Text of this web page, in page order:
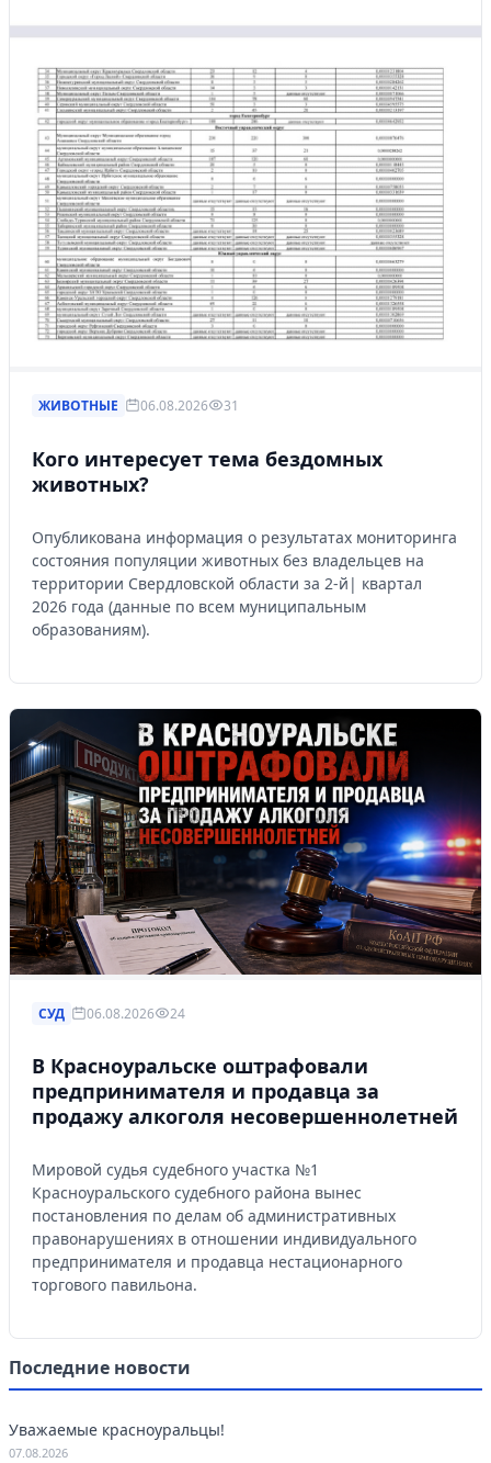
ЖИВОТНЫЕ 06.08.2026 31
Кого интересует тема бездомных
животных?
Опубликована информация о результатах мониторинга
состояния популяции животных без владельцев на
территории Свердловской области за 2-й| квартал
2026 года (данные по всем муниципальным
образованиям).
СУД 06.08.2026 24
В Красноуральске оштрафовали
предпринимателя и продавца за
продажу алкоголя несовершеннолетней
Мировой судья судебного участка №1
Красноуральского судебного района вынес
постановления по делам об административных
правонарушениях в отношении индивидуального
предпринимателя и продавца нестационарного
торгового павильона.
Последние новости
Уважаемые красноуральцы!
07.08.2026